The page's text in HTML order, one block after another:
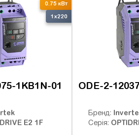
0.75 кВт
1x220
1KB1N-01
E2 1F
ODE-2-
Бренд:
Серія: